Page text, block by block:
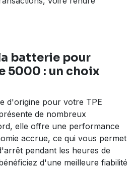
batterie pour
5000 : un choix
d'origine pour votre TPE
de nombreux
elle offre une performance
accrue, ce qui vous permet
pendant les heures de
d'une meilleure fiabilité